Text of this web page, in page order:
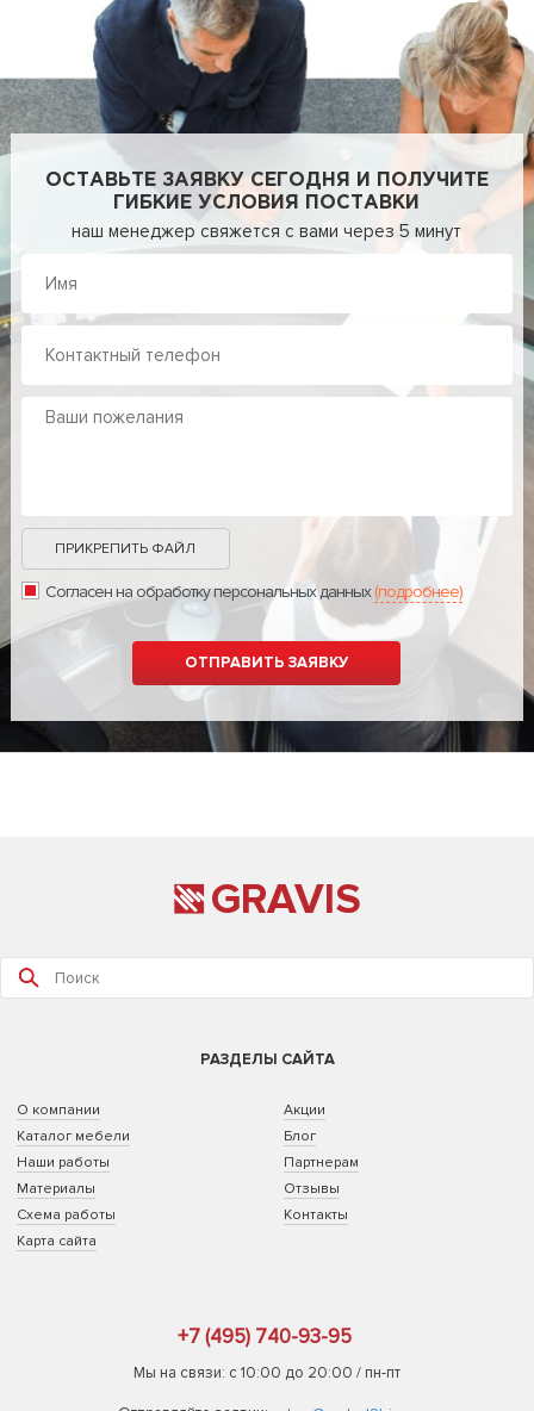
ОСТАВЬТЕ ЗАЯВКУ СЕГОДНЯ И ПОЛУЧИТЕ
ГИБКИЕ УСЛОВИЯ ПОСТАВКИ
наш менеджер свяжется с вами через 5 минут
ПРИКРЕПИТЬ ФАЙЛ
Согласен на обработку персональных данных(подробнее)
GRAVIS
РАЗДЕЛЫ САЙТА
О компании
Каталог мебели
Наши работы
Материалы
Схема работы
Карта сайта
Акции
Блог
Партнерам
Отзывы
Контакты
+7 (495) 740-93-95
Мы на связи: с 10:00 до 20:00 / пн-пт